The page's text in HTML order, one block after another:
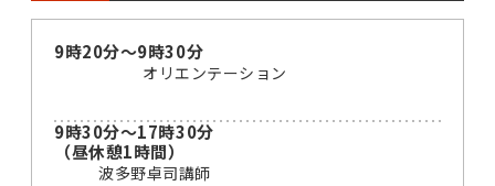
9時20分～9時30分
オリエンテーション
9時30分～17時30分
（昼休憩1時間）
波多野卓司講師